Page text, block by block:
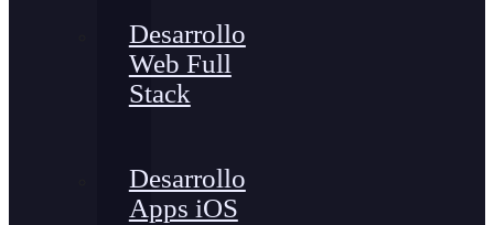
Desarrollo
Web Full
Stack
Desarrollo
Apps iOS